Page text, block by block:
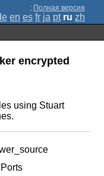
; Полная версия
en es fr ja pt ru zh
encrypted
using Stuart